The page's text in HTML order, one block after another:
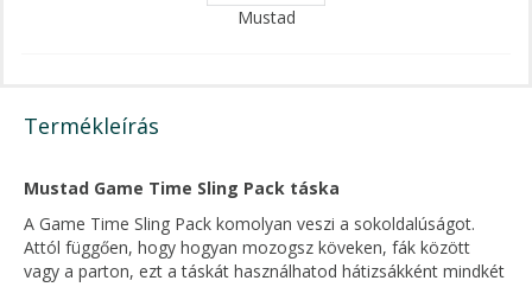
Mustad
Termékleírás
Mustad Game Time Sling Pack táska
A Game Time Sling Pack komolyan veszi a sokoldalúságot.
Attól függően, hogy hogyan mozogsz köveken, fák között
vagy a parton, ezt a táskát használhatod hátizsákként mindkét